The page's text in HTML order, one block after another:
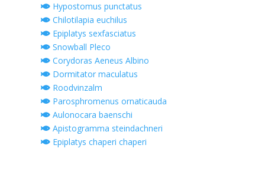
Hypostomus punctatus
Chilotilapia euchilus
Epiplatys sexfasciatus
Snowball Pleco
Corydoras Aeneus Albino
Dormitator maculatus
Roodvinzalm
Parosphromenus ornaticauda
Aulonocara baenschi
Apistogramma steindachneri
Epiplatys chaperi chaperi